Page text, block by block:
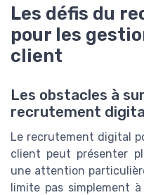
Les défis du
pour les
client
Les obstacles à
recrutement
Le recrutement digital
client peut présenter
une attention
limite pas simplement